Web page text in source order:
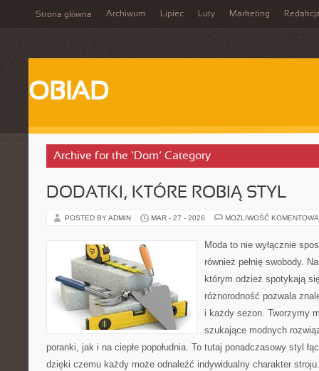
Strona główna Archiwum Lipiec Luty Marketing
OBIAD
Archive for the ‘Dom’ Category
DODATKI, KTÓRE ROBIĄ STYL
POSTED BY ADMIN MAR - 27 - 2026 MOŻLIWOŚĆ
Moda to nie wyłącznie
również pełnię swobody.
którym odzież spotykają
różnorodność pozwala
i każdy sezon. Tworzymy
szukające modnych
poranki, jak i na ciepłe popołudnia. To tutaj ponadczasowy styl
dzięki czemu każdy może odnaleźć indywidualny charakter